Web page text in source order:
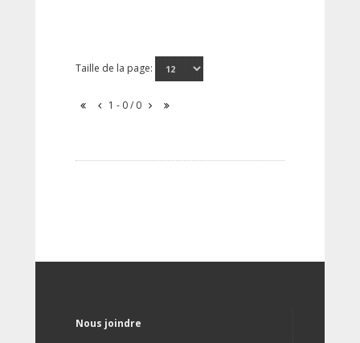
Taille de la page:
1 - 0 / 0
Nous joindre